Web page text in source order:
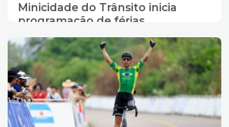
Minicidade do Trânsito inicia
programação de férias